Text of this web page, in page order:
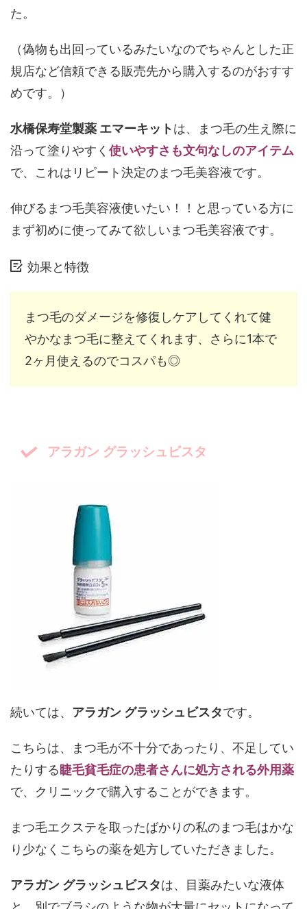
た。
（偽物も出回っているみたいなのでちゃんとした正
規店など信頼できる販売先から購入するのがおすす
めです。）
水橋保寿堂製薬 エマーキットは、まつ毛の生え際に
沿って塗りやすく 使いやすさも文句なしのアイテム
で、これはリピート決定のまつ毛美容液です。
伸びるまつ毛美容液使いたい！！と思っている方に
まず初めに使ってみて欲しいまつ毛美容液です。
効果と特徴
まつ毛のダメージを修復しケアしてくれて健
やかなまつ毛に整えてくれます、さらに1本で
2ヶ月使えるのでコスパも◎
アラガン グラッシュビスタ
続いては、 アラガン グラッシュビスタです。
こちらは、まつ毛が不十分であったり、不足してい
たりする睫毛貧毛症の患者さんに処方される外用薬
で、クリニックで購入することができます。
まつ毛エクステを取ったばかりの私のまつ毛はかな
り少なくこちらの薬を処方していただきました。
アラガン グラッシュビスタは、目薬みたいな液体